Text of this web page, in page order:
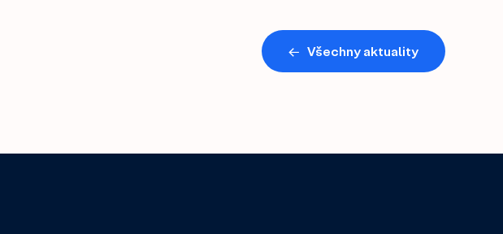
← Všechny aktuality